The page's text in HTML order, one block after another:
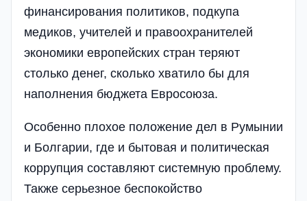
финансирования политиков, подкупа
медиков, учителей и правоохранителей
экономики европейских стран теряют
столько денег, сколько хватило бы для
наполнения бюджета Евросоюза.
Особенно плохое положение дел в Румынии
и Болгарии, где и бытовая и политическая
коррупция составляют системную проблему.
Также серьезное беспокойство